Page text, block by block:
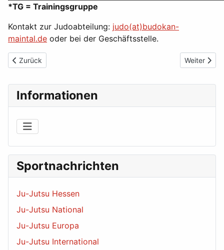
Informationen
Sportnachrichten
Ju-Jutsu Hessen
Ju-Jutsu National
Ju-Jutsu Europa
Ju-Jutsu International
*TG = Trainingsgruppe
Kontakt zur Judoabteilung: judo(at)budokan-
maintal.de oder bei der Geschäftsstelle.
Vorheriger Beitrag: Warum Judo
Zurück Nächster
Weiter